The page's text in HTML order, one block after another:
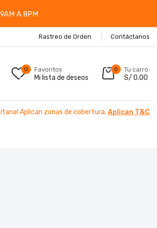
A 8PM
Rastreo de Orden Contáctanos
0 Favoritos
Mi lista de deseos
0 Tu carro:
S/ 0.00
Aplican zonas de cobertura. Aplican T&C